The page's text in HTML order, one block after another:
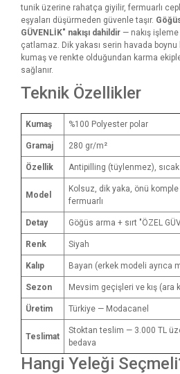
tunik üzerine rahatça giyilir, fermuarlı
eşyaları düşürmeden güvenle taşır.
GÜVENLİK" nakışı dahildir — nakış
çatlamaz. Dik yakası serin havada boynu
kumaş ve renkte olduğundan karma
sağlanır.
Teknik Özellikler
Kumaş %100 Polyester polar
Gramaj 280 gr/m²
Özellik Antipilling (tüylenmez),
Model
Kolsuz, dik yaka, önü
fermuarlı
Detay Göğüs arma + sırt "ÖZEL
Renk Siyah
Kalıp Bayan (erkek modeli ayrıca
Sezon Mevsim geçişleri ve kış (ara
Üretim Türkiye — Modacanel
Teslimat
Stoktan teslim — 3.000 TL
bedava
Hangi Yeleği